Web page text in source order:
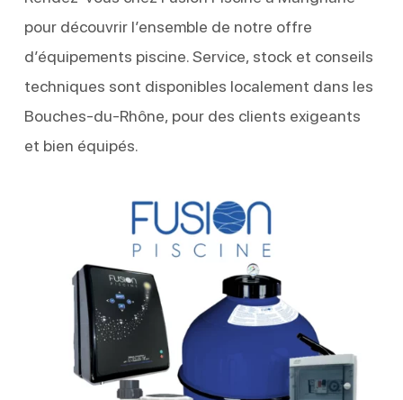
pour découvrir l’ensemble de notre offre
d’équipements piscine. Service, stock et conseils
techniques sont disponibles localement dans les
Bouches-du-Rhône, pour des clients exigeants
et bien équipés.